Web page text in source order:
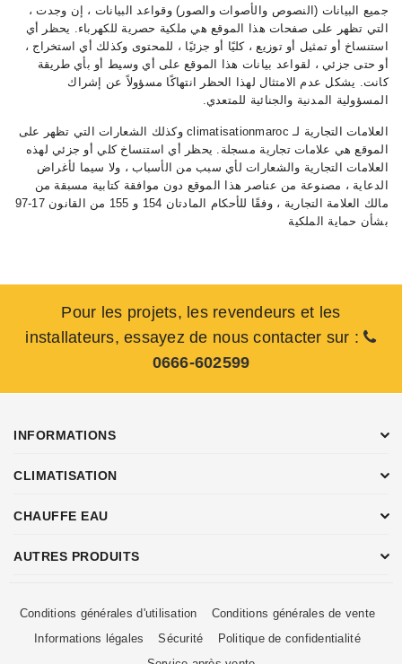
جميع البيانات (النصوص والأصوات والصور) وقواعد البيانات ، إن وجدت ،
التي تظهر على صفحات هذا الموقع هي ملكية حصرية للكهرباء. يحظر أي
استنساخ أو تمثيل أو توزيع ، كليًا أو جزئيًا ، للمحتوى وكذلك أي استخراج ،
أو حتى جزئي ، لقواعد بيانات هذا الموقع على أي وسيط أو بأي طريقة
كانت. يشكل عدم الامتثال لهذا الحظر انتهاكًا مسؤولاً عن إشراك
المسؤولية المدنية والجنائية للمتعدي.
العلامات التجارية لـ climatisationmaroc وكذلك الشعارات التي تظهر على
الموقع هي علامات تجارية مسجلة. يحظر أي استنساخ كلي أو جزئي لهذه
العلامات التجارية والشعارات لأي سبب من الأسباب ، ولا سيما لأغراض
الدعاية ، مصنوعة من عناصر هذا الموقع دون موافقة كتابية مسبقة من
مالك العلامة التجارية ، وفقًا للأحكام المادتان 154 و 155 من القانون 17-97
بشأن حماية الملكية
Pour les projets, les revendeurs et les
installateurs, essayez de nous contacter sur :
0666-602599
INFORMATIONS
CLIMATISATION
CHAUFFE EAU
AUTRES PRODUITS
Conditions générales d'utilisation
Conditions générales de vente
Informations légales
Sécurité
Politique de confidentialité